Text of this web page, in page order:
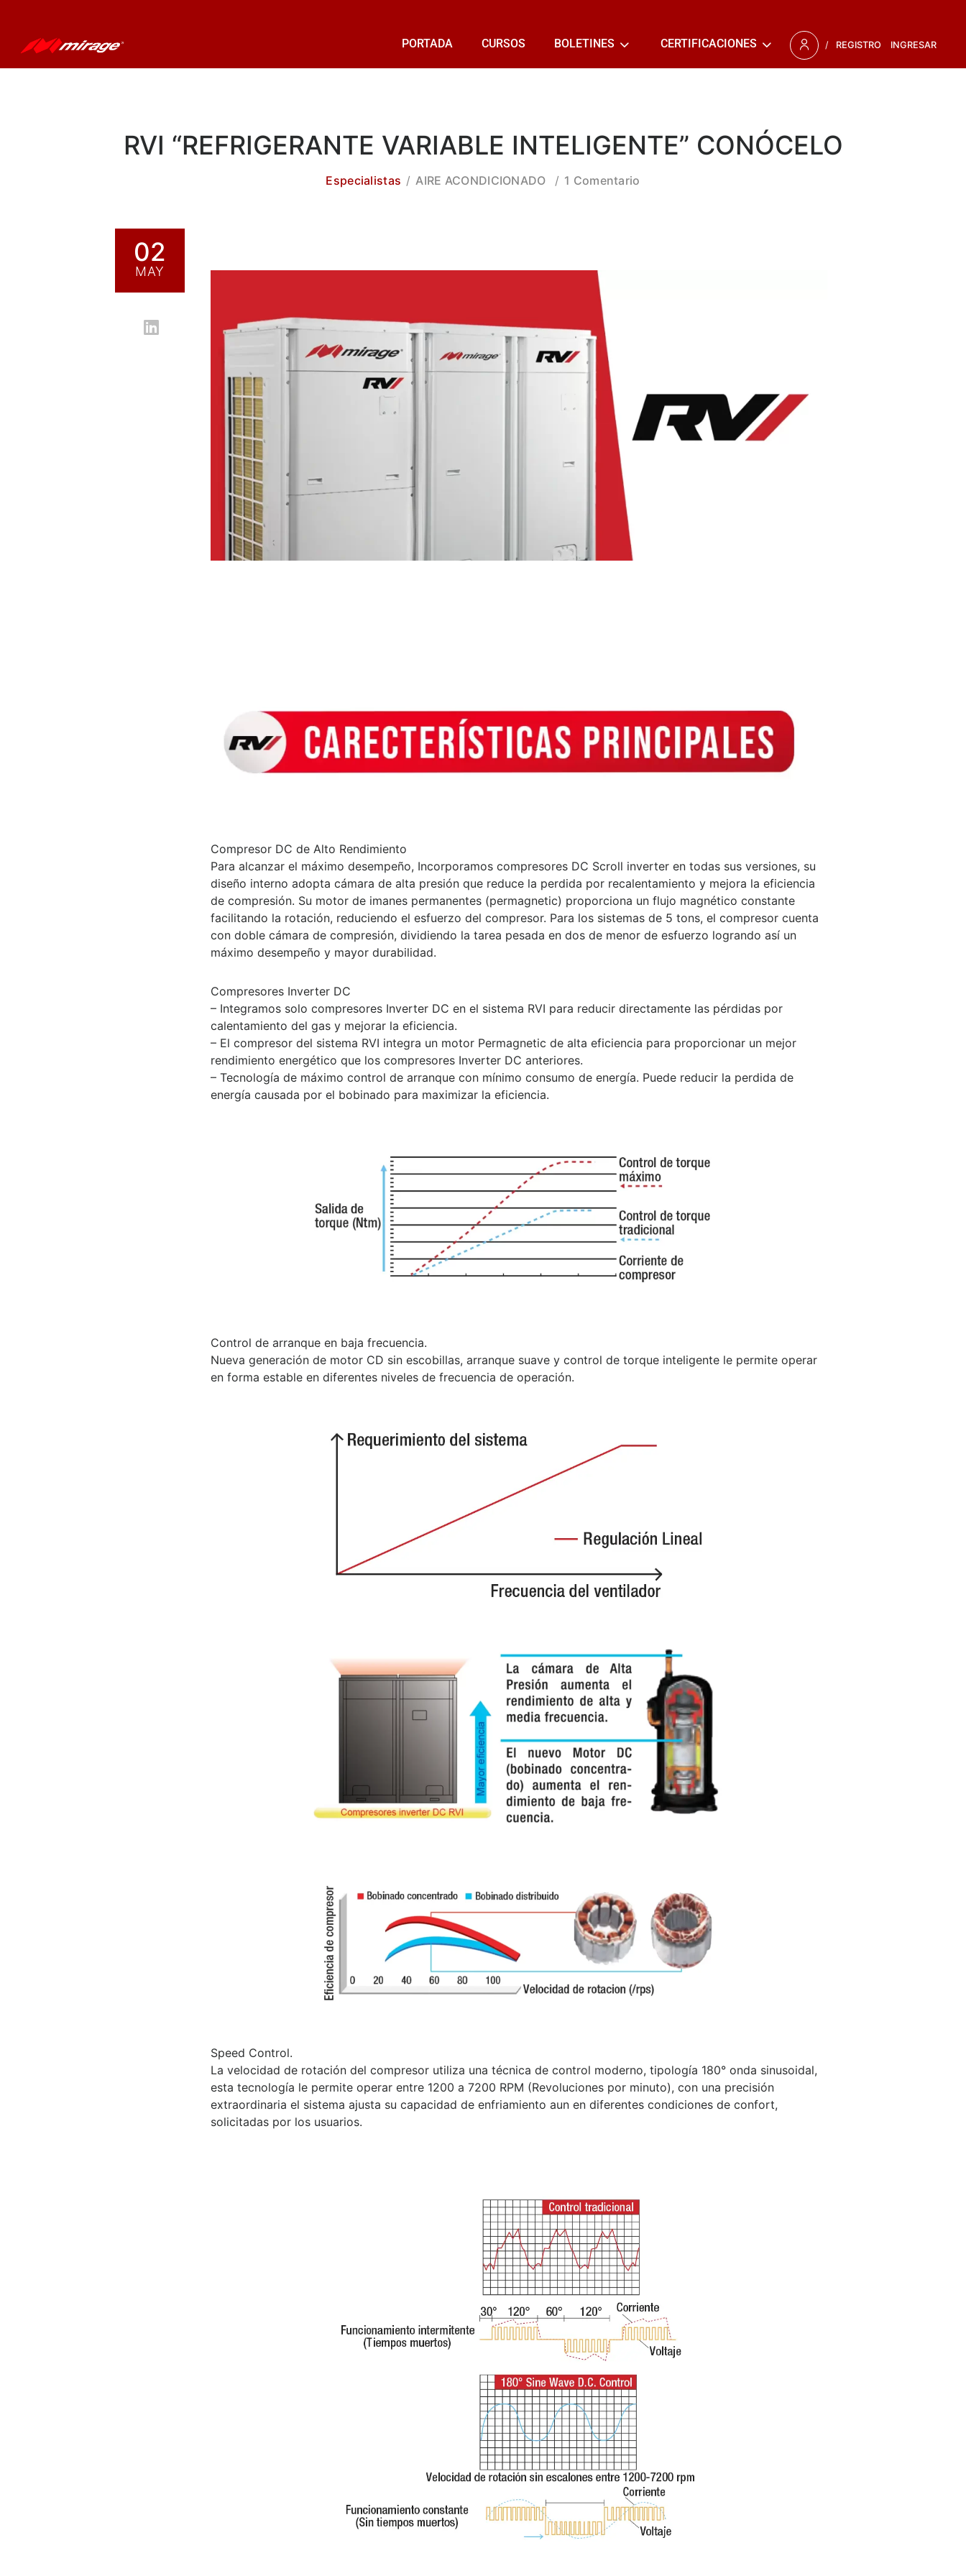
PORTADA CURSOS BOLETINES CERTIFICACIONES / REGISTRO INGRESAR
RVI “REFRIGERANTE VARIABLE INTELIGENTE” CONÓCELO
Especialistas AIRE ACONDICIONADO 1 Comentario
02
MAY
Compresor DC de Alto Rendimiento
Para alcanzar el máximo desempeño, Incorporamos compresores DC Scroll inverter en todas sus versiones, su
diseño interno adopta cámara de alta presión que reduce la perdida por recalentamiento y mejora la eficiencia
de compresión. Su motor de imanes permanentes (permagnetic) proporciona un flujo magnético constante
facilitando la rotación, reduciendo el esfuerzo del compresor. Para los sistemas de 5 tons, el compresor cuenta
con doble cámara de compresión, dividiendo la tarea pesada en dos de menor de esfuerzo logrando así un
máximo desempeño y mayor durabilidad.
Compresores Inverter DC
– Integramos solo compresores Inverter DC en el sistema RVI para reducir directamente las pérdidas por
calentamiento del gas y mejorar la eficiencia.
– El compresor del sistema RVI integra un motor Permagnetic de alta eficiencia para proporcionar un mejor
rendimiento energético que los compresores Inverter DC anteriores.
– Tecnología de máximo control de arranque con mínimo consumo de energía. Puede reducir la perdida de
energía causada por el bobinado para maximizar la eficiencia.
Control de arranque en baja frecuencia.
Nueva generación de motor CD sin escobillas, arranque suave y control de torque inteligente le permite operar
en forma estable en diferentes niveles de frecuencia de operación.
Speed Control.
La velocidad de rotación del compresor utiliza una técnica de control moderno, tipología 180° onda sinusoidal,
esta tecnología le permite operar entre 1200 a 7200 RPM (Revoluciones por minuto), con una precisión
extraordinaria el sistema ajusta su capacidad de enfriamiento aun en diferentes condiciones de confort,
solicitadas por los usuarios.